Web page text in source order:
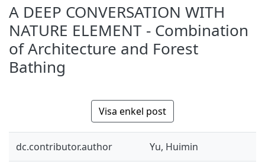
A DEEP CONVERSATION WITH
NATURE ELEMENT - Combination
of Architecture and Forest
Bathing
Visa enkel post
dc.contributor.author Yu, Huimin